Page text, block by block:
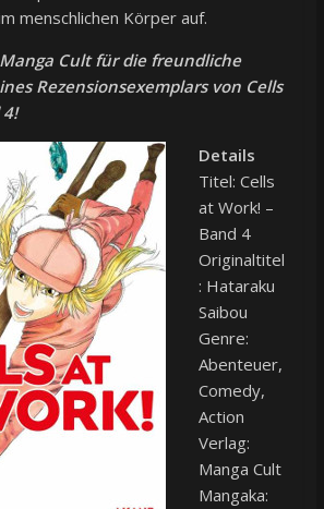
menschlichen Körper auf.
Cultfür die freundliche
Rezensionsexemplars von Cells
Details
Titel: Cells
at Work! –
Band 4
Originaltitel
: Hataraku
Saibou
Genre:
Abenteuer,
Comedy,
Action
Verlag:
Manga Cult
Mangaka: